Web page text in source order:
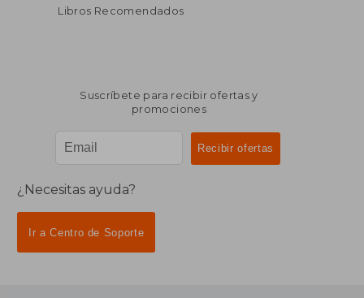
Libros Recomendados
Suscríbete para recibir ofertas y
promociones
¿Necesitas ayuda?
Ir a Centro de Soporte